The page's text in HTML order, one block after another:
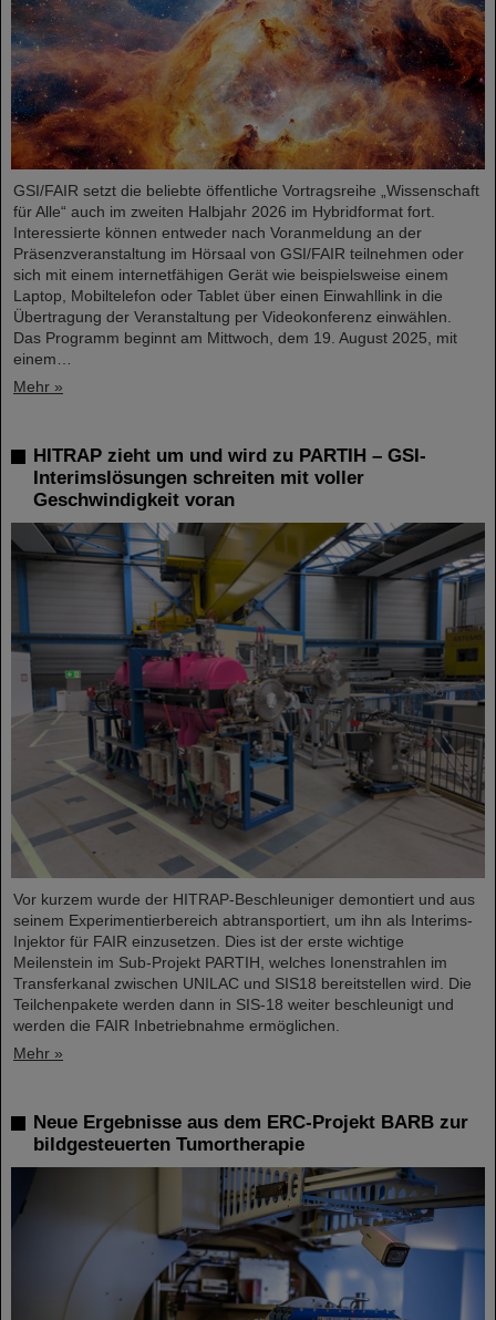
GSI/FAIR setzt die beliebte öffentliche Vortragsreihe „Wissenschaft
für Alle“ auch im zweiten Halbjahr 2026 im Hybridformat fort.
Interessierte können entweder nach Voranmeldung an der
Präsenzveranstaltung im Hörsaal von GSI/FAIR teilnehmen oder
sich mit einem internetfähigen Gerät wie beispielsweise einem
Laptop, Mobiltelefon oder Tablet über einen Einwahllink in die
Übertragung der Veranstaltung per Videokonferenz einwählen.
Das Programm beginnt am Mittwoch, dem 19. August 2025, mit
einem…
Mehr »
HITRAP zieht um und wird zu PARTIH – GSI-
Interimslösungen schreiten mit voller
Geschwindigkeit voran
Vor kurzem wurde der HITRAP-Beschleuniger demontiert und aus
seinem Experimentierbereich abtransportiert, um ihn als Interims-
Injektor für FAIR einzusetzen. Dies ist der erste wichtige
Meilenstein im Sub-Projekt PARTIH, welches Ionenstrahlen im
Transferkanal zwischen UNILAC und SIS18 bereitstellen wird. Die
Teilchenpakete werden dann in SIS-18 weiter beschleunigt und
werden die FAIR Inbetriebnahme ermöglichen.
Mehr »
Neue Ergebnisse aus dem ERC-Projekt BARB zur
bildgesteuerten Tumortherapie